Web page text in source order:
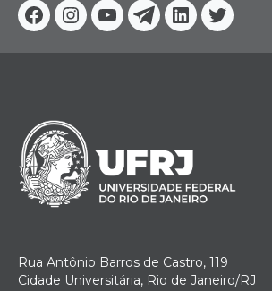
Facebook
Instagram
YoutubeTelegram
Linkedin
Twitter
Rua Antônio Barros de Castro, 119
Cidade Universitária, Rio de Janeiro/RJ